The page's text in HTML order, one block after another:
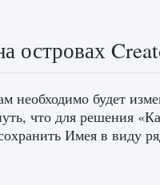
островах
необходимо будет
что для решения
Имея в виду